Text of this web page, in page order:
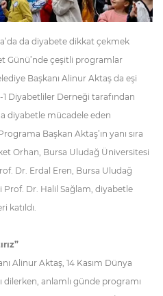
da diyabete dikkat çekmek
Günü’nde çeşitli programlar
Başkanı Alinur Aktaş da eşi
Diyabetliler Derneği tarafından
diyabetle mücadele eden
Başkan Aktaş’ın yanı sıra
Orhan, Bursa Uludağ Üniversitesi
Dr. Erdal Eren, Bursa Uludağ
Dr. Halil Sağlam, diyabetle
katıldı.
Alinur Aktaş, 14 Kasım Dünya
dilerken, anlamlı günde programı